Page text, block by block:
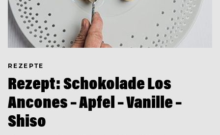
REZEPTE
Rezept: Schokolade Los
Ancones – Apfel – Vanille –
Shiso